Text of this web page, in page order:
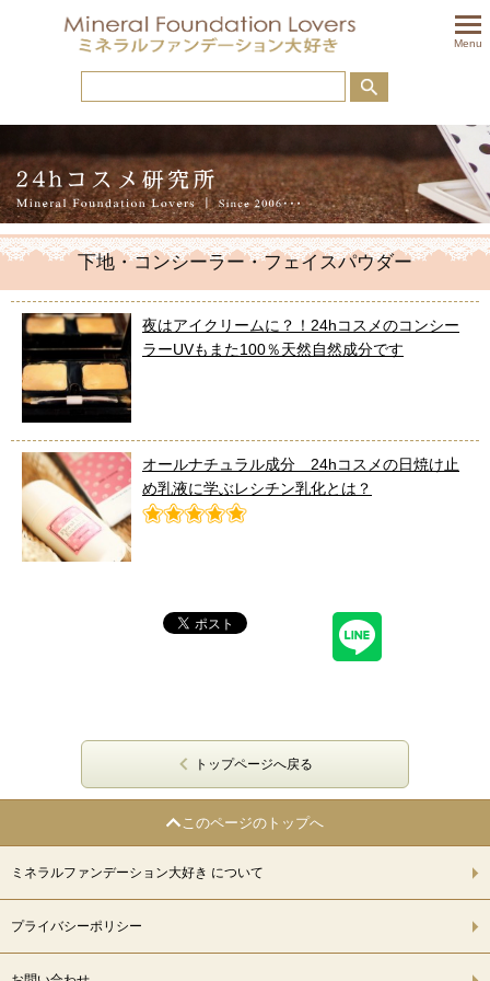
Menu
下地・コンシーラー・フェイスパウダー
夜はアイクリームに？！24hコスメのコンシー
ラーUVもまた100％天然自然成分です
オールナチュラル成分 24hコスメの日焼け止
め乳液に学ぶレシチン乳化とは？
トップページへ戻る
このページのトップへ
ミネラルファンデーション大好き について
プライバシーポリシー